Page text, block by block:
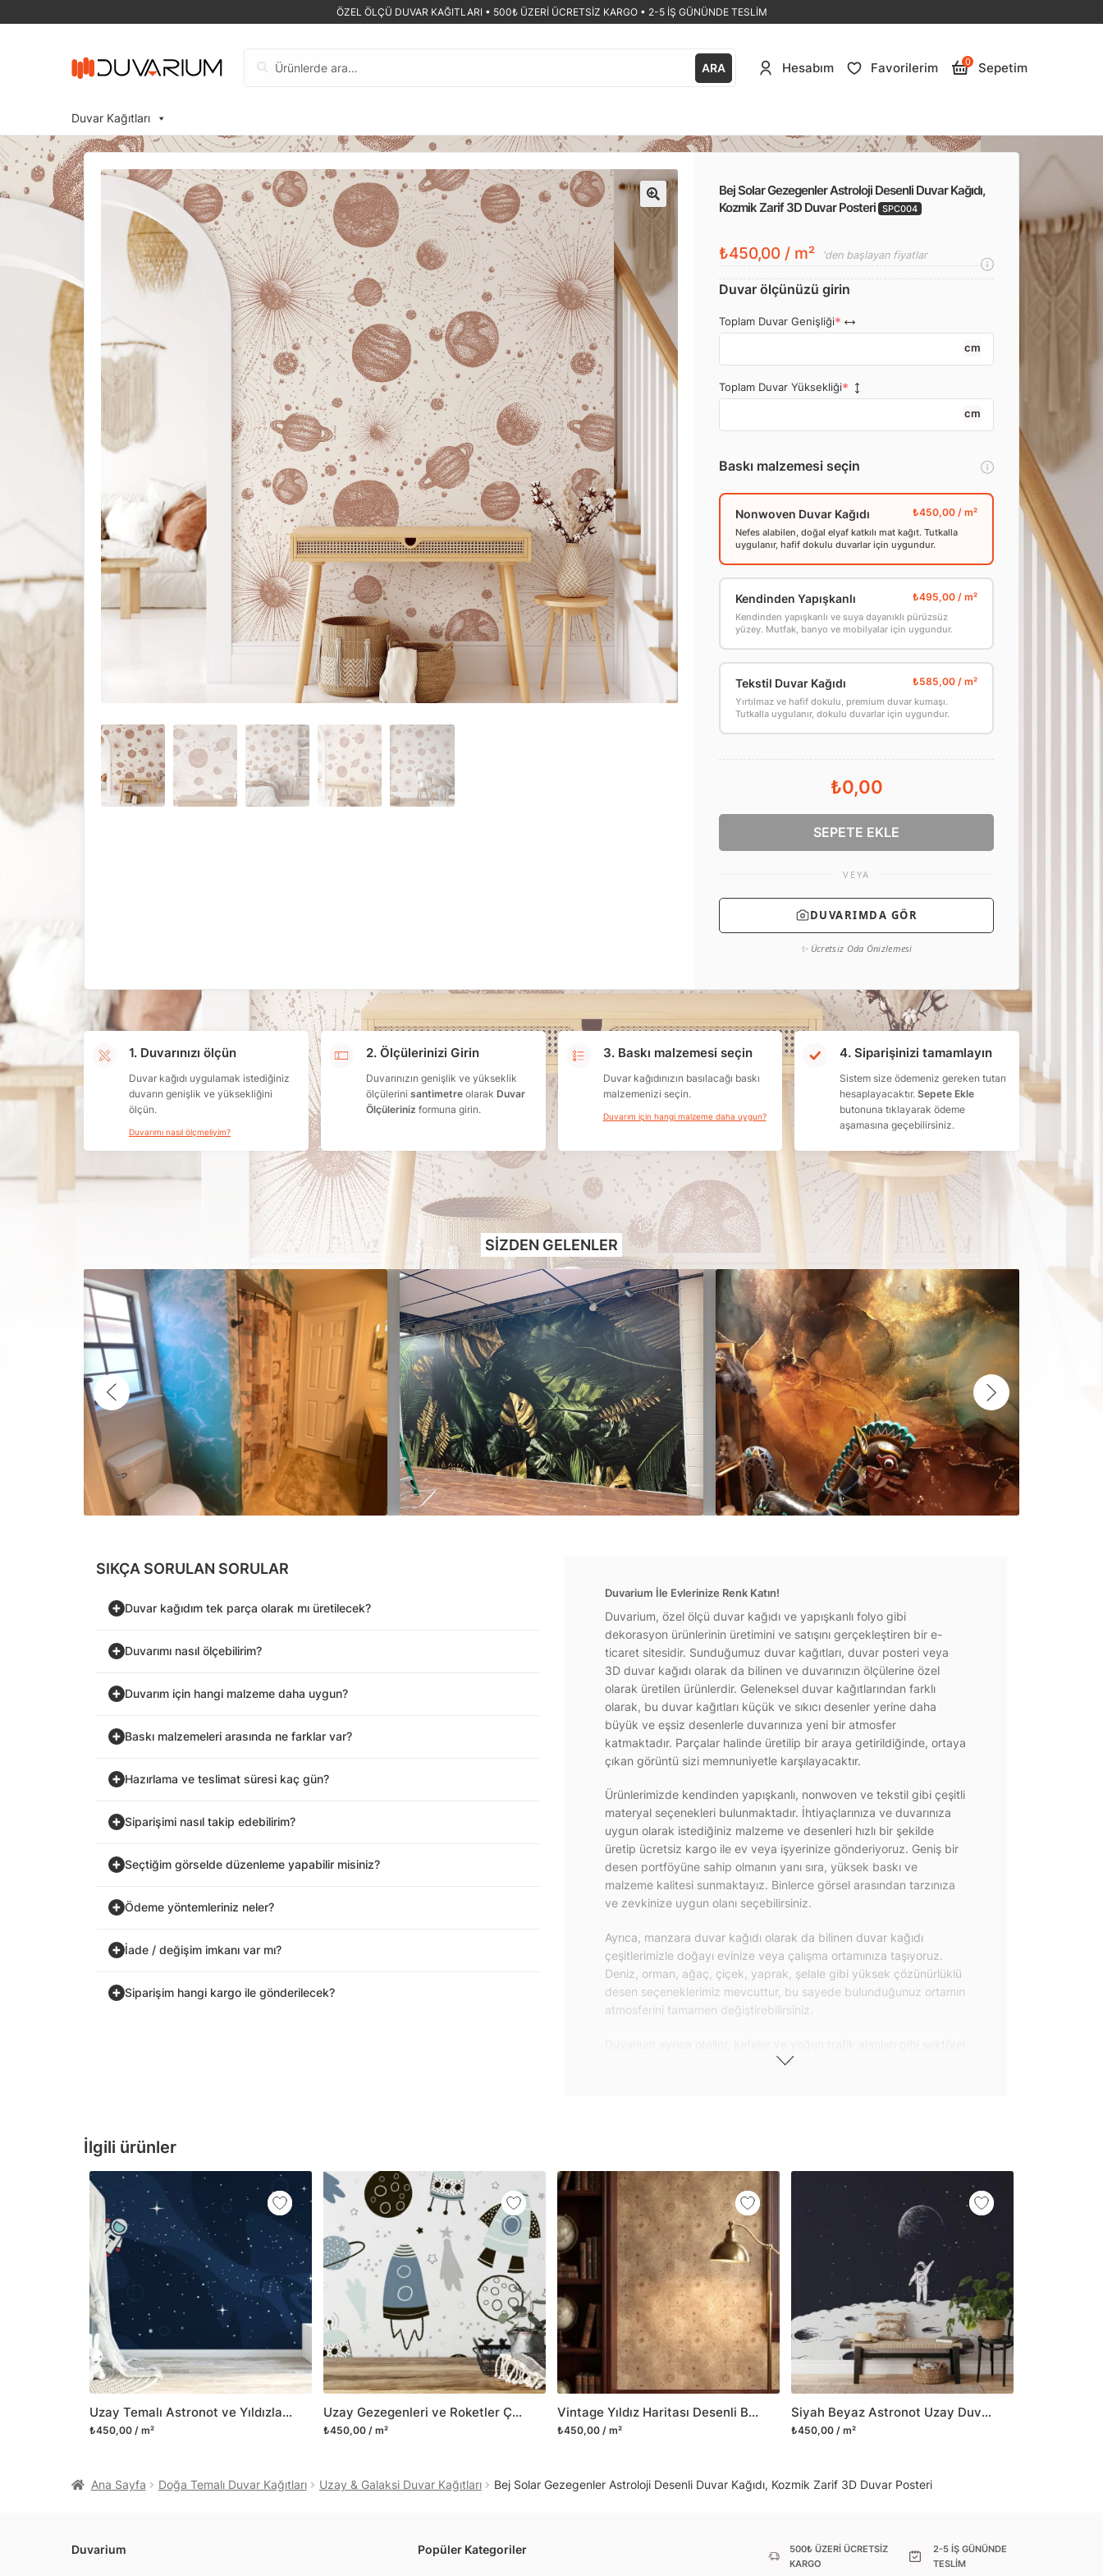
ÖZEL ÖLÇÜ DUVAR KAĞITLARI • 500₺ ÜZERİ ÜCRETSİZ KARGO • 2-5 İŞ GÜNÜNDE TESLİM
ARA Hesabım Favorilerim 0 Sepetim
Duvar Kağıtları
🔍
Bej Solar Gezegenler Astroloji Desenli Duvar Kağıdı,
Kozmik Zarif 3D Duvar Posteri SPC004
₺450,00 / m² 'den başlayan fiyatlar
Duvar ölçünüzü girin
Toplam Duvar Genişliği
cm
Toplam Duvar Yüksekliği
cm
Baskı malzemesi seçin
Nonwoven Duvar Kağıdı
Nefes alabilen, doğal elyaf katkılı mat kağıt. Tutkalla
uygulanır, hafif dokulu duvarlar için uygundur.
Kendinden Yapışkanlı
Kendinden yapışkanlı ve suya dayanıklı pürüzsüz
yüzey. Mutfak, banyo ve mobilyalar için uygundur.
Tekstil Duvar Kağıdı
Yırtılmaz ve hafif dokulu, premium duvar kumaşı.
Tutkalla uygulanır, dokulu duvarlar için uygundur.
₺0,00
SEPETE EKLE
VEYA
DUVARIMDA GÖR
✨ Ücretsiz Oda Önizlemesi
1. Duvarınızı ölçün
Duvar kağıdı uygulamak istediğiniz
duvarın genişlik ve yüksekliğini
ölçün.
Duvarımı nasıl ölçmeliyim?
2. Ölçülerinizi Girin
Duvarınızın genişlik ve yükseklik
ölçülerini santimetreolarak Duvar
Ölçüleriniz formuna girin.
3. Baskı malzemesi seçin
Duvar kağıdınızın basılacağı baskı
malzemenizi seçin.
Duvarım için hangi malzeme daha uygun?
4. Siparişinizi tamamlayın
Sistem size ödemeniz gereken tutarı
hesaplayacaktır.Sepete Ekle
butonuna tıklayarak ödeme
aşamasına geçebilirsiniz.
İlgili ürünler
Uzay Temalı Astronot ve Yıldızlar Duvar Kağıdı, Modern Astronot Kozmos 3D Duvar Posteri
₺450,00 / m²
Uzay Gezegenleri ve Roketler Çocuk Odası Duvar Kağıdı, Uzay Roket 3D Duvar Posteri
₺450,00 / m²
Vintage Yıldız Haritası Desenli Bej Duvar Kağıdı, Antik Astronomi Temalı Duvar Posteri
₺450,00 / m²
Siyah Beyaz Astronot Uzay Duvar Kağıdı, Uzay Temalı 3D Duvar Posteri
₺450,00 / m²
SIZDEN GELENLER
SIKÇA SORULAN SORULAR
Duvar kağıdım tek parça olarak mı üretilecek?
Duvarımı nasıl ölçebilirim?
Duvarım için hangi malzeme daha uygun?
Baskı malzemeleri arasında ne farklar var?
Hazırlama ve teslimat süresi kaç gün?
Siparişimi nasıl takip edebilirim?
Seçtiğim görselde düzenleme yapabilir misiniz?
Ödeme yöntemleriniz neler?
İade / değişim imkanı var mı?
Siparişim hangi kargo ile gönderilecek?
Duvarium İle Evlerinize Renk Katın!
Duvarium, özel ölçü duvar kağıdı ve yapışkanlı folyo gibi
dekorasyon ürünlerinin üretimini ve satışını gerçekleştiren bir e-
ticaret sitesidir. Sunduğumuz duvar kağıtları, duvar posteri veya
3D duvar kağıdı olarak da bilinen ve duvarınızın ölçülerine özel
olarak üretilen ürünlerdir. Geleneksel duvar kağıtlarından farklı
olarak, bu duvar kağıtları küçük ve sıkıcı desenler yerine daha
büyük ve eşsiz desenlerle duvarınıza yeni bir atmosfer
katmaktadır. Parçalar halinde üretilip bir araya getirildiğinde, ortaya
çıkan görüntü sizi memnuniyetle karşılayacaktır.
Ürünlerimizde kendinden yapışkanlı, nonwoven ve tekstil gibi çeşitli
materyal seçenekleri bulunmaktadır. İhtiyaçlarınıza ve duvarınıza
uygun olarak istediğiniz malzeme ve desenleri hızlı bir şekilde
üretip ücretsiz kargo ile ev veya işyerinize gönderiyoruz. Geniş bir
desen portföyüne sahip olmanın yanı sıra, yüksek baskı ve
malzeme kalitesi sunmaktayız. Binlerce görsel arasından tarzınıza
ve zevkinize uygun olanı seçebilirsiniz.
Ayrıca, manzara duvar kağıdı olarak da bilinen duvar kağıdı
çeşitlerimizle doğayı evinize veya çalışma ortamınıza taşıyoruz.
Deniz, orman, ağaç, çiçek, yaprak, şelale gibi yüksek çözünürlüklü
desen seçeneklerimiz mevcuttur, bu sayede bulunduğunuz ortamın
atmosferini tamamen değiştirebilirsiniz.
alanlar için de proje duvar kağıdı çözümleri sunmaktadır. Yanmaz
yapışkanlı folyolarımız da geniş kullanım amacına sahiptir. Bu
folyolar sayesinde masa, çekmece, dolap kapakları gibi
mobilyalarınıza ilk günkü gibi yeni bir görünüm kazandırabilirsiniz.
Yüzeyi düz olan cam dahil her türlü yüzeye yapışabilen ve suya
dayanıklı yapışkanlı folyo modellerimizi ilgili kategoride
bulabilirsiniz.
Duvarium, yalnızca bu ürünlerle sınırlı kalmayıp aynı zamanda
kanvas tablo gibi çeşitli duvar dekorasyon ürünlerinin de üretimini
ve satışını yapmaktadır. Duvar tasarımının önemini biliyor ve evin en
kritik dekorasyon alanı olduğunu kabul ediyoruz. Bu nedenle ürün
yelpazemizi sürekli genişletiyor ve trendlere ayak uydurmanın yanı
sıra yeni trendlerin oluşumunda da öncü rol üstleniyoruz.
Herhangi bir soru ya da sorununuz olursa bizimle iletişime
geçebilirsiniz.
Ana Sayfa Doğa Temalı Duvar Kağıtları Uzay & Galaksi Duvar Kağıtları Bej Solar Gezegenler Astroloji Desenli Duvar Kağıdı, Kozmik Zarif 3D Duvar Posteri
Duvarium Popüler Kategoriler
500₺ ÜZERİ ÜCRETSİZ
KARGO
2-5 İŞ GÜNÜNDE
TESLİM